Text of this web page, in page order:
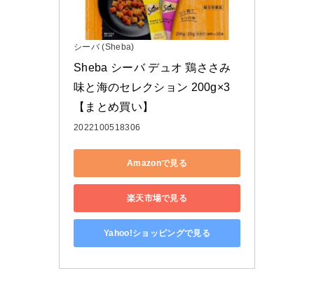
シーバ (Sheba)
Sheba シーバ デュオ 鶏ささみ
味と海のセレクション 200g×3
【まとめ買い】
2022100518306
Amazonで見る
楽天市場で見る
Yahoo!ショッピングで見る